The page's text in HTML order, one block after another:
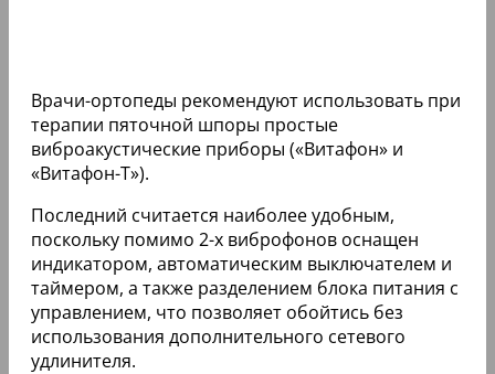
Врачи-ортопеды рекомендуют использовать при
терапии пяточной шпоры простые
виброакустические приборы («Витафон» и
«Витафон-Т»).
Последний считается наиболее удобным,
поскольку помимо 2-х виброфонов оснащен
индикатором, автоматическим выключателем и
таймером, а также разделением блока питания с
управлением, что позволяет обойтись без
использования дополнительного сетевого
удлинителя.